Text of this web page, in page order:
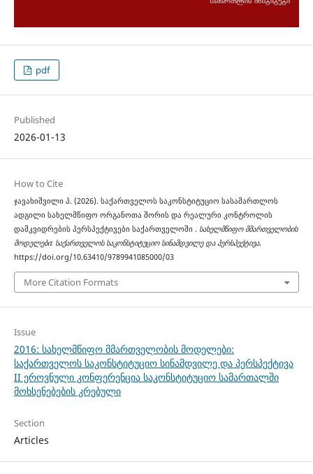
pdf
Published
2026-01-13
How to Cite
ჯავახიშვილი პ. (2026). საქართველოს საკონსტიტუციო სასამართლოს
ადგილი სახელმწიფო ორგანოთა შორის და რეალური კონტროლის
დამკვიდრების პერსპექტივები საქართველოში . სახელმწიფო მმართველობის
მოდელები: საქართველოს საკონსტიტუციო სინამდვილე და პერსპექტივა.
https://doi.org/10.63410/9789941085000/03
More Citation Formats
Issue
2016: სახელმწიფო მმართველობის მოდელები:
საქართველოს საკონსტიტუციო სინამდვილე და პერსპექტივა
II ეროვნული კონფერენცია საკონსტიტუციო სამართალში
მოხსენებების კრებული
Section
Articles